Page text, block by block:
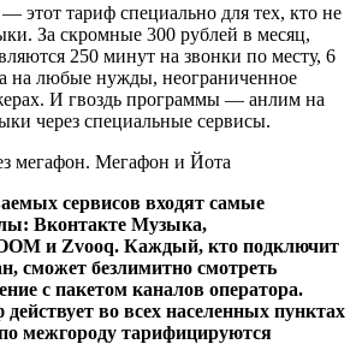
этот тариф специально для тех, кто не
За скромные 300 рублей в месяц,
250 минут на звонки по месту, 6
на любые нужды, неограниченное
И гвоздь программы — анлим на
через специальные сервисы.
сервисов входят самые
Вконтакте Музыка,
и Zvooq. Каждый, кто подключит
сможет безлимитно смотреть
с пакетом каналов оператора.
во всех населенных пунктах
межгороду тарифицируются